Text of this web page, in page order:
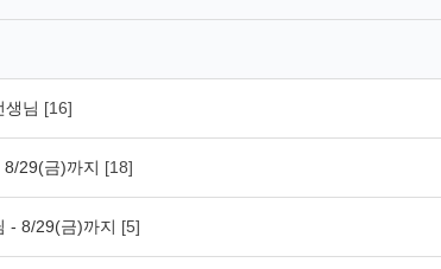
생님 [16]
29(금)까지 [18]
- 8/29(금)까지 [5]